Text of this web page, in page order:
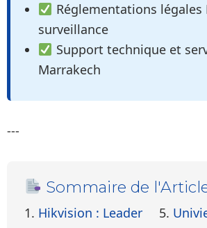
Réglementations légales
surveillance
Support technique et
Marrakech
---
Sommaire de
Hikvision : Leader